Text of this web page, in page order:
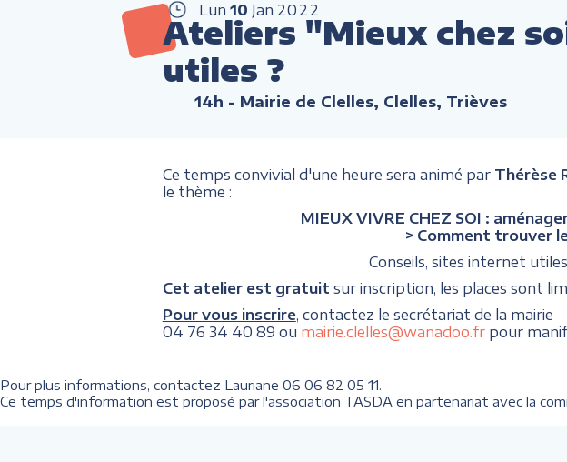
Lun 10 Jan 2022
Ateliers "Mieux chez
utiles ?
14h - Mairie de Clelles, Clelles, Trièves
Ce temps convivial d'une heure sera animé par Thérèse
le thème :
MIEUX VIVRE CHEZ SOI :
> Comment trouver
Conseils, sites internet
Cet atelier est gratuit sur inscription, les places sont
Pour vous inscrire, contactez le secrétariat de la mairie
04 76 34 40 89 ou mairie.clelles@wanadoo.frpour
Pour plus informations, contactez Lauriane 06 06 82 05 11.
Ce temps d'information est proposé par l'association TASDA en partenariat avec la